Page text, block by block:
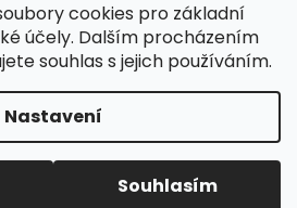
cookies pro základní
účely. Dalším procházením
souhlas s jejich používáním.
Nastavení
Souhlasím
provoz v zákaznickém servisu –
emailem (odpověď do 2
po 16. hodině. Objednávky
průběžně jako obvykle.
. Všechna práva
Upravit nastavení cookies